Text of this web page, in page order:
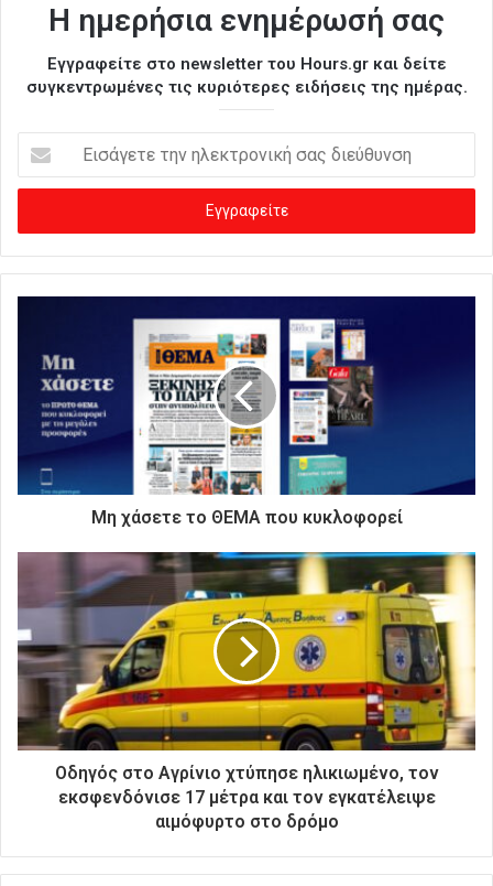
Η ημερήσια ενημέρωσή σας
Εγγραφείτε στο newsletter του Hours.gr και δείτε
συγκεντρωμένες τις κυριότερες ειδήσεις της ημέρας.
σ
γ
ε
κ
ή
σ
α
δ
ι
ν
Μη χάσετε το ΘΕΜΑ που κυκλοφορεί
Οδηγός στο Αγρίνιο χτύπησε ηλικιωμένο, τον
εκσφενδόνισε 17 μέτρα και τον εγκατέλειψε
αιμόφυρτο στο δρόμο